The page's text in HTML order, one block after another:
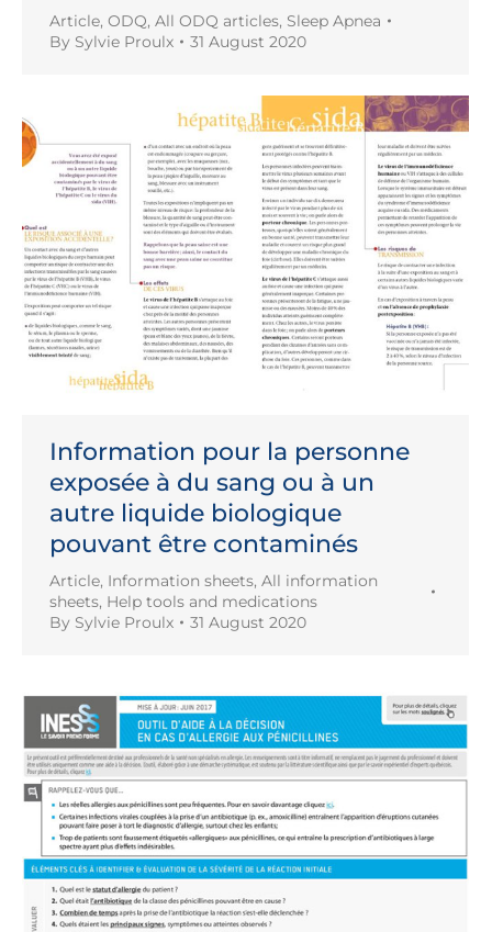
Article, ODQ, All ODQ articles, Sleep Apnea
By Sylvie Proulx 31 August 2020
Information pour la personne
exposée à du sang ou à un
autre liquide biologique
pouvant être contaminés
Article, Information sheets, All information
sheets, Help tools and medications
By Sylvie Proulx 31 August 2020